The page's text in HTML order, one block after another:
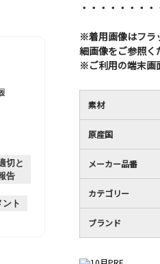
切と
告
ント
・・・・・・・
※着用画像はフラ
細画像をご参照く
※ご利用の端末画
素材
原産国
メーカー品番
カテゴリー
ブランド